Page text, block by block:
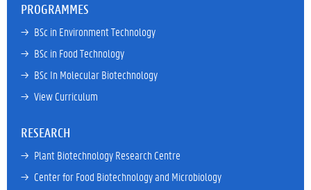
PROGRAMMES
→ BSc in Environment Technology
→ BSc in Food Technology
→ BSc In Molecular Biotechnology
→ View Curriculum
RESEARCH
→ Plant Biotechnology Research Centre
→ Center for Food Biotechnology and Microbiology